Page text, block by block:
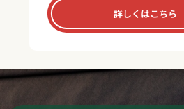
詳しくはこちら